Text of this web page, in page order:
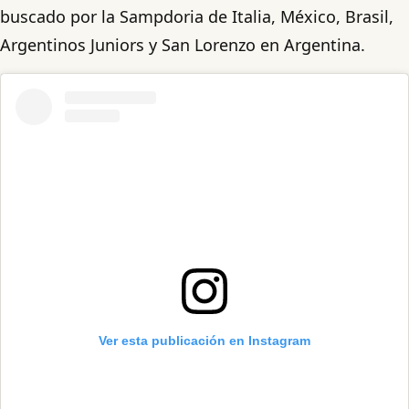
buscado por la Sampdoria de Italia, México, Brasil,
Argentinos Juniors y San Lorenzo en Argentina.
Ver esta publicación en Instagram